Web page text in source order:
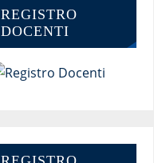
REGISTRO
DOCENTI